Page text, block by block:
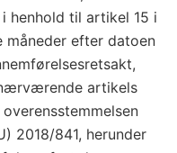
henhold til artikel 15 i
måneder efter datoen
artikels
2018/841, herunder